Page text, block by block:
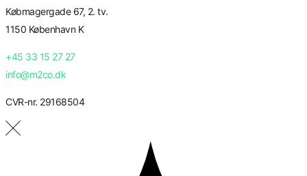
Købmagergade 67, 2. tv.
1150 København K
+45 33 15 27 27
info@m2co.dk
CVR-nr. 29168504